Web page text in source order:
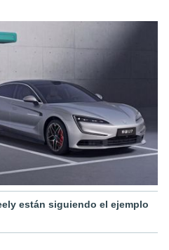
están siguiendo el ejemplo